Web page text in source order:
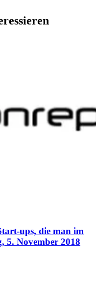
ups, die man im
5. November 2018